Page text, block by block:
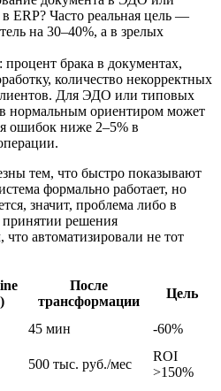
ERP? Часто реальная цель —
на 30–40%, а в зрелых
: процент брака в документах,
количество некорректных
Для ЭДО или типовых
нормальным ориентиром может
ошибок ниже 2–5% в
тем, что быстро показывают
формально работает, но
значит, проблема либо в
принятии решения
автоматизировали не тот
После
трансформации
Цель
45 мин
-60%
500 тыс. руб./мес
ROI
>150%